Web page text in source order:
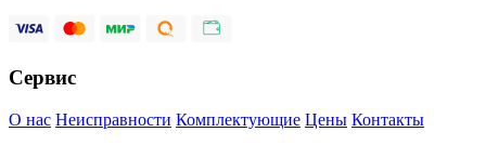
Сервис
О нас Неисправности Комплектующие Цены Контакты